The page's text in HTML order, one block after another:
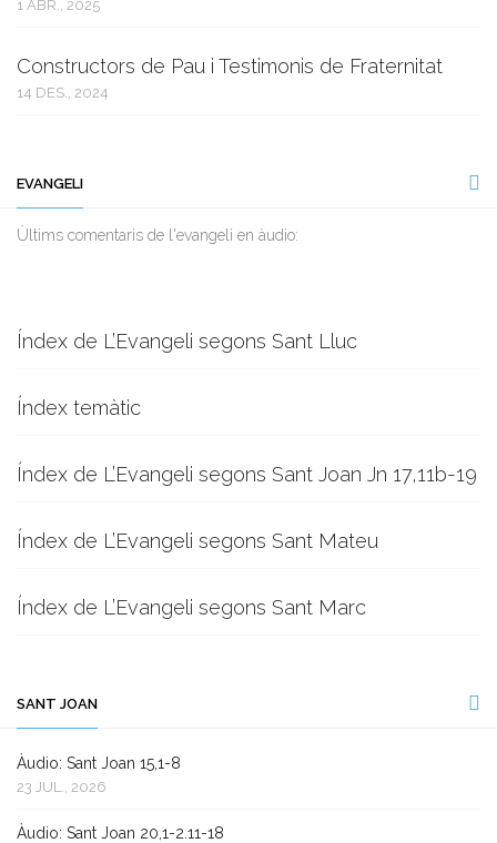
1 ABR., 2025
Constructors de Pau i Testimonis de Fraternitat
14 DES., 2024
EVANGELI
Ùltims comentaris de l'evangeli en àudio:
Índex de L’Evangeli segons Sant Lluc
Índex temàtic
Índex de L’Evangeli segons Sant Joan Jn 17,11b-19
Índex de L’Evangeli segons Sant Mateu
Índex de L’Evangeli segons Sant Marc
SANT JOAN
Àudio: Sant Joan 15,1-8
23 JUL., 2026
Àudio: Sant Joan 20,1-2.11-18